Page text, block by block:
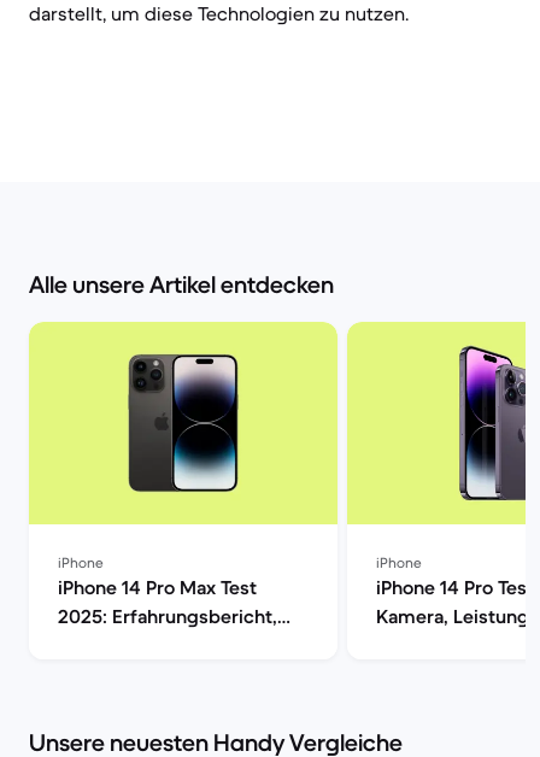
darstellt, um diese Technologien zu nutzen.
Alle unsere Artikel entdecken
iPhone
iPhone 14 Pro Max Test
2025: Erfahrungsbericht,
iPhone
iPhone 14 Pro
Kamera,
Unsere neuesten Handy Vergleiche